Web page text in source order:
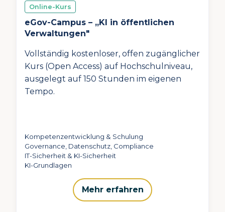
Online-Kurs
eGov-Campus – „KI in öffentlichen
Verwaltungen"
Vollständig kostenloser, offen zugänglicher
Kurs (Open Access) auf Hochschulniveau,
ausgelegt auf 150 Stunden im eigenen
Tempo.
Kompetenzentwicklung & Schulung
Governance, Datenschutz, Compliance
IT-Sicherheit & KI-Sicherheit
KI-Grundlagen
Mehr erfahren